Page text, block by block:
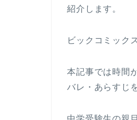
紹介します。
ビックコミック
本記事では時間
バレ・あらすじ